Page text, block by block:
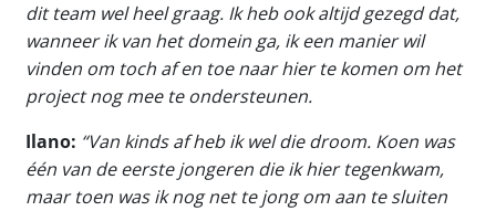
dit team wel heel graag. Ik heb ook altijd gezegd dat,
wanneer ik van het domein ga, ik een manier wil
vinden om toch af en toe naar hier te komen om het
project nog mee te ondersteunen.
Ilano: “Van kinds af heb ik wel die droom. Koen was
één van de eerste jongeren die ik hier tegenkwam,
maar toen was ik nog net te jong om aan te sluiten